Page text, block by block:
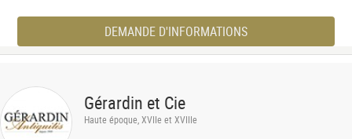
DEMANDE D'INFORMATIONS
Gérardin et Cie
Haute époque, XVIIe et XVIIIe